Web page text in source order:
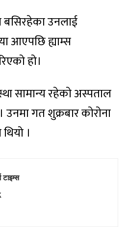
उनलाई
आएपछि ह्याम्स
हो।
सामान्य रहेकाे अस्पताल
गत शुक्रबार काेराेना
।
टाइम्स